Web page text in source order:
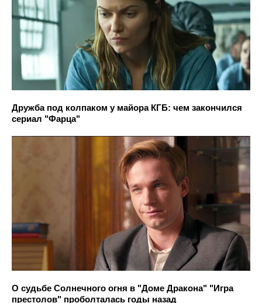
Дружба под колпаком у майора КГБ: чем закончился
сериал "Фарца"
О судьбе Солнечного огня в "Доме Дракона" "Игра
престолов" проболталась годы назад